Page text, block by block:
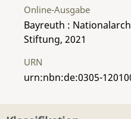
Online-Ausgabe
Bayreuth :
Stiftung, 2021
URN
urn:nbn:de:0305-